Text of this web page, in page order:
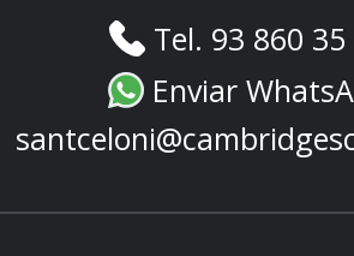
Tel. 93 860
Enviar